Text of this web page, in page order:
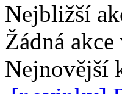
Nejbližší
Žádná
Nejnovější